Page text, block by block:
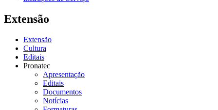
Extensão
Extensão
Cultura
Editais
Pronatec
Apresentação
Editais
Documentos
Notícias